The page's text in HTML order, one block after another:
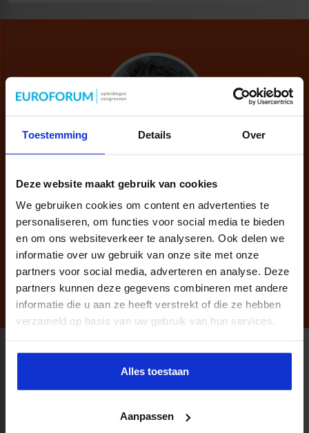
Toestemming Details Over
Deze website maakt gebruik van cookies
We gebruiken cookies om content en advertenties te
personaliseren, om functies voor social media te bieden
en om ons websiteverkeer te analyseren. Ook delen we
informatie over uw gebruik van onze site met onze
partners voor social media, adverteren en analyse. Deze
partners kunnen deze gegevens combineren met andere
informatie die u aan ze heeft verstrekt of die ze hebben
verzameld op basis van uw gebruik van hun services.
Alles toestaan
Aanpassen
Persoonlijk opleidingsadvies nodig?
Wil je meer inhoudelijke informatie?
Neem vrijblijvend contact op met mij.
040 - 2 972 780 TONNIE.VAN.ZANTEN@SBO.NL
Productaanbod